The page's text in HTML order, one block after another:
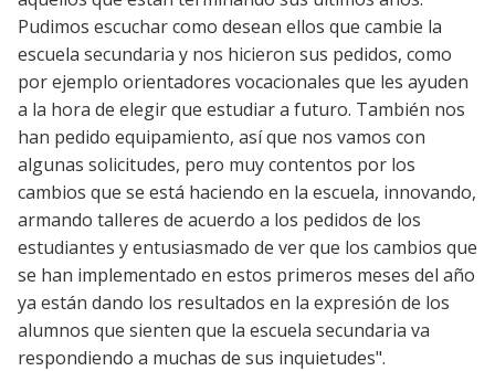
Pudimos escuchar como desean ellos que cambie la
escuela secundaria y nos hicieron sus pedidos, como
por ejemplo orientadores vocacionales que les ayuden
a la hora de elegir que estudiar a futuro. También nos
han pedido equipamiento, así que nos vamos con
algunas solicitudes, pero muy contentos por los
cambios que se está haciendo en la escuela, innovando,
armando talleres de acuerdo a los pedidos de los
estudiantes y entusiasmado de ver que los cambios que
se han implementado en estos primeros meses del año
ya están dando los resultados en la expresión de los
alumnos que sienten que la escuela secundaria va
respondiendo a muchas de sus inquietudes".